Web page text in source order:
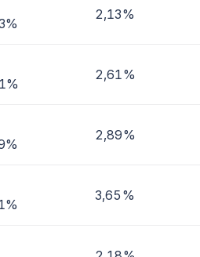
2,13%
2,61%
2,89%
3,65%